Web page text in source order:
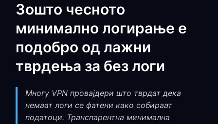
Зошто чесното
минимално логирање е
подобро од лажни
тврдења за без логи
Многу VPN провајдери што тврдат дека
немаат логи се фатени како собираат
податоци. Транспарентна минимална